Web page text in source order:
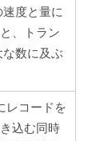
度と量に
、トラン
数に及ぶ
レコードを
込む同時